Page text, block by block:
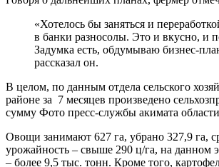
«Хотелось бы заняться и
в банки разносолы. Это и вкусно, и
Задумка есть, обдумываю бизнес-
рассказал он.
В целом, по данным отдела сельского
районе за 7 месяцев произведено
сумму Фото пресс-службы акимата
Овощи занимают 627 га, убрано 327,9 га,
урожайность – свыше 290 ц/га, на данном
– более 9,5 тыс. тонн. Кроме того,